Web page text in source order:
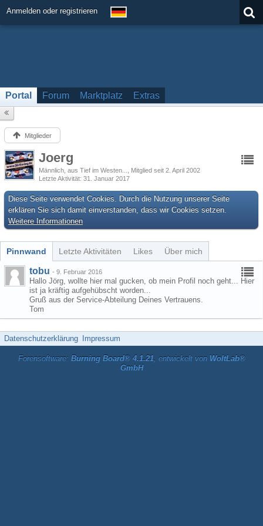
Anmelden oder registrieren
Portal Forum Marktplatz Extras
Mitglieder
Joerg
Männlich aus Tief im Westen...
Mitglied seit 2. April 2002
Letzte Aktivität 31. Januar 2017
Diese Seite verwendet Cookies. Durch die Nutzung unserer Seite
erklären Sie sich damit einverstanden, dass wir Cookies setzen.
Weitere Informationen
Pinnwand Letzte Aktivitäten Likes Über mich
tobu - 9. Februar 2016
Hallo Jörg, wollte hier mal gucken, ob mein Profil noch geht... Hier
ist ja kräftig aufgehübscht worden...
Gruß aus der Service-Abteilung Deines Vertrauens.
Tom
Datenschutzerklärung Impressum
Forensoftware: Burning Board® 4.1.21, entwickelt von WoltLab®
GmbH